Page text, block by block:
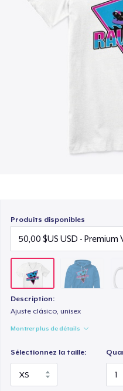
Vendre
Produits disponibles
Description:
Ajuste clásico, unisex
Montrer plus de détails
Sélectionnez la taille:
30,00 $US
Women's Flowy